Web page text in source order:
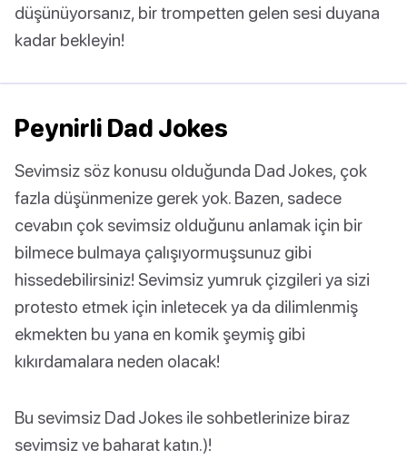
düşünüyorsanız, bir trompetten gelen sesi duyana
kadar bekleyin!
Peynirli Dad Jokes
Sevimsiz söz konusu olduğunda Dad Jokes, çok
fazla düşünmenize gerek yok. Bazen, sadece
cevabın çok sevimsiz olduğunu anlamak için bir
bilmece bulmaya çalışıyormuşsunuz gibi
hissedebilirsiniz! Sevimsiz yumruk çizgileri ya sizi
protesto etmek için inletecek ya da dilimlenmiş
ekmekten bu yana en komik şeymiş gibi
kıkırdamalara neden olacak!
Bu sevimsiz Dad Jokes ile sohbetlerinize biraz
sevimsiz ve baharat katın.)!